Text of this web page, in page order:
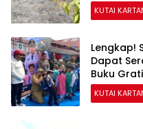
KUTAI
Lengkap!
Dapat
Buku
KUTAI